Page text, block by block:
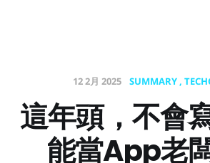
12 2月 2025 SUMMARY
這年頭，不會
能當App老